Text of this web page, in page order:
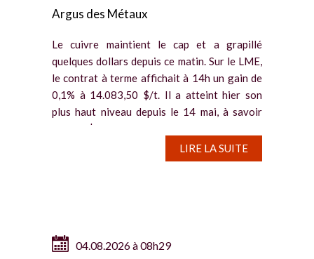
Argus des Métaux
Le cuivre maintient le cap et a grapillé
quelques dollars depuis ce matin. Sur le LME,
le contrat à terme affichait à 14h un gain de
0,1% à 14.083,50 $/t. Il a atteint hier son
plus haut niveau depuis le 14 mai, à savoir
14.117 $/t. Des...
LIRE LA SUITE
04.08.2026 à 08h29